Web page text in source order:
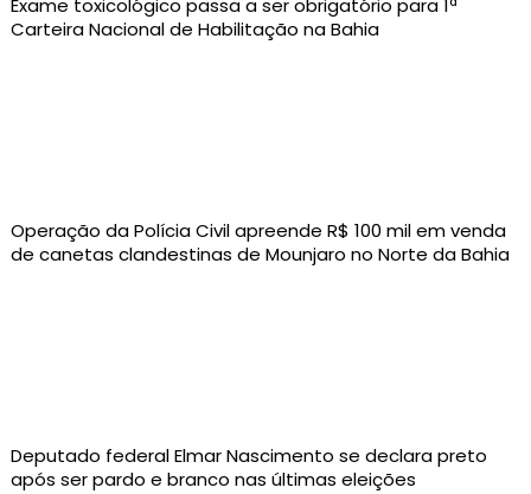
Exame toxicológico passa a ser obrigatório para 1ª
Carteira Nacional de Habilitação na Bahia
Operação da Polícia Civil apreende R$ 100 mil em venda
de canetas clandestinas de Mounjaro no Norte da Bahia
Deputado federal Elmar Nascimento se declara preto
após ser pardo e branco nas últimas eleições